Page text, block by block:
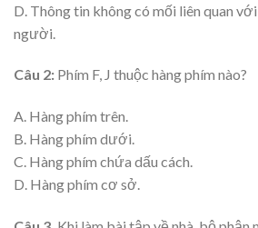
D. Thông tin không có mối liên quan
người.
Câu 2: Phím F, J thuộc hàng phím nào?
A. Hàng phím trên.
B. Hàng phím dưới.
C. Hàng phím chứa dấu cách.
D. Hàng phím cơ sở.